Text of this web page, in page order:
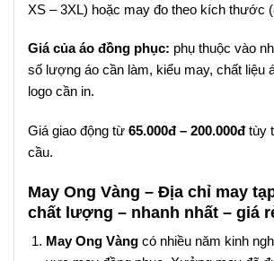
XS – 3XL) hoặc may đo theo kích thước
Giá của áo đồng phục: phụ thuộc vào
số lượng áo cần làm, kiểu may, chất liệu
logo cần in.
Giá giao động từ 65.000đ – 200.000đtùy
cầu.
May Ong Vàng – Địa chỉ may
chất lượng – nhanh nhất – giá
May Ong Vàngcó nhiều năm kinh